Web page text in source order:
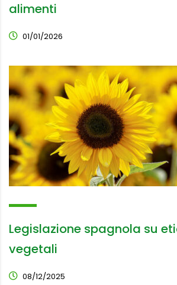
alimenti
01/01/2026
Legislazione spagnola su
vegetali
08/12/2025